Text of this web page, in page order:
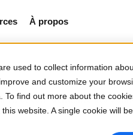
used to collect information
and customize your
find out more about the
website. A single cookie will
À propos
AI et confidentialité des